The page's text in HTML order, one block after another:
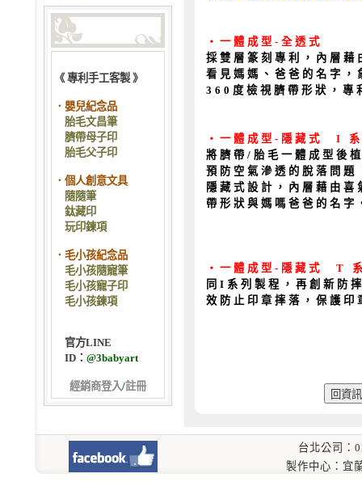
《 專利手工客製 》
．嬰兒紀念品
胎毛文昌筆
臍帶母子印
胎毛父子印
．個人創意文具
隨隨筆
鈦藏印
玩印鍊項
．毛小孩紀念品
毛小孩隨寵筆
毛小孩寵子印
毛小孩鍊項
官方LINE
ID： @3babyart
經銷商登入/註冊
‧一體成型-全透式
採雙層篆刻專利，內層
看見媽媽、爸爸的名字
360度檢視臍帶形狀，專
‧一體成型-隱藏式 I
將臍帶/胎毛一體成型後
預防空氣滲透的脫落問題
隱藏式設計，內層藉由
帶形狀與媽嗎爸爸的名字
‧一體成型-隱藏式 T
同I系列製程，再創新防
效防止印章摔落，保護印
台北公司：
製作中心：宜